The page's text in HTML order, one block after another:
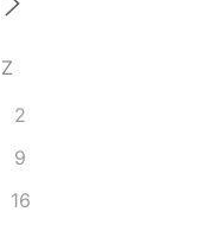
Z
2
9
16